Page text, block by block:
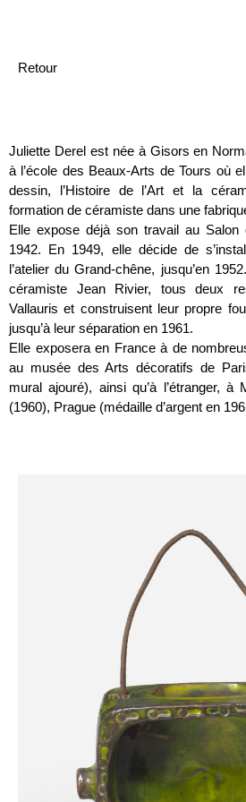
Retour
Juliette Derel est née à Gisors en
à l’école des Beaux-Arts de Tours où
dessin, l’Histoire de l’Art et la
formation de céramiste dans une
Elle expose déjà son travail au Salon
1942. En 1949, elle décide de
l’atelier du Grand-chêne, jusqu’en
céramiste Jean Rivier, tous deux
Vallauris et construisent leur propre
jusqu’à leur séparation en 1961.
Elle exposera en France à de
au musée des Arts décoratifs de
mural ajouré), ainsi qu’à l’étranger, à
(1960), Prague (médaille d’argent en